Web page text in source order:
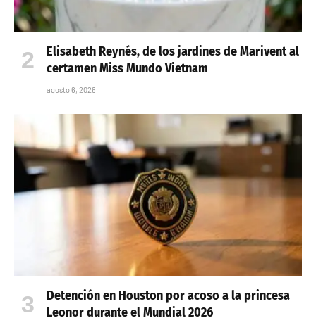
Elisabeth Reynés, de los jardines de Marivent al
certamen Miss Mundo Vietnam
agosto 6, 2026
Detención en Houston por acoso a la princesa
Leonor durante el Mundial 2026